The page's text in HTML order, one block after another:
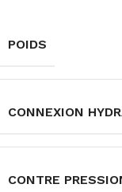
POIDS
CONNEXION
CONTRE